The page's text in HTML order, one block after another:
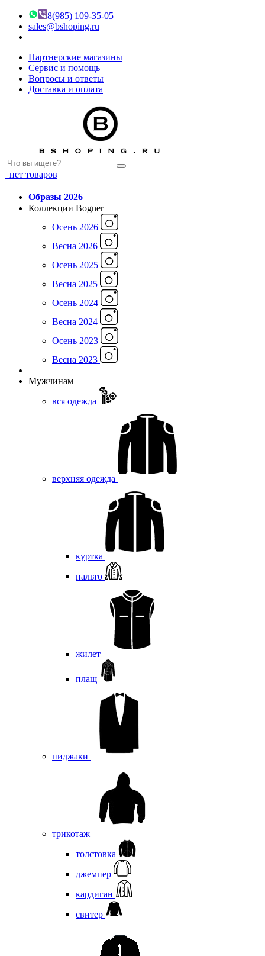
8(985) 109-35-05
sales@bshoping.ru
Партнерские магазины
Сервис и помощь
Вопросы и ответы
Доставка и оплата
нет товаров
Образы 2026
Коллекции Bogner
Осень 2026
Весна 2026
Осень 2025
Весна 2025
Осень 2024
Весна 2024
Осень 2023
Весна 2023
Мужчинам
вся одежда
верхняя одежда
куртка
пальто
жилет
плащ
пиджаки
трикотаж
толстовка
джемпер
кардиган
свитер